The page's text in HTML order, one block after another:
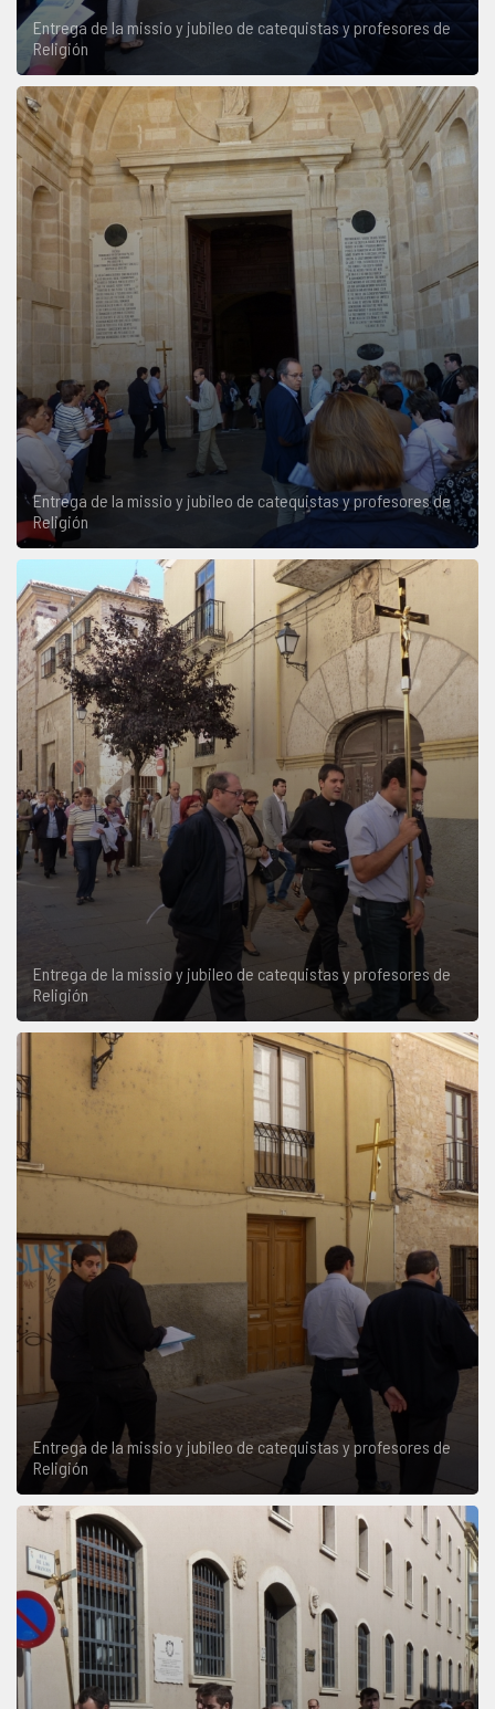
Entrega de la missio y jubileo de catequistas y profesores de
Religión
Entrega de la missio y jubileo de catequistas y profesores de
Religión
Entrega de la missio y jubileo de catequistas y profesores de
Religión
Entrega de la missio y jubileo de catequistas y profesores de
Religión